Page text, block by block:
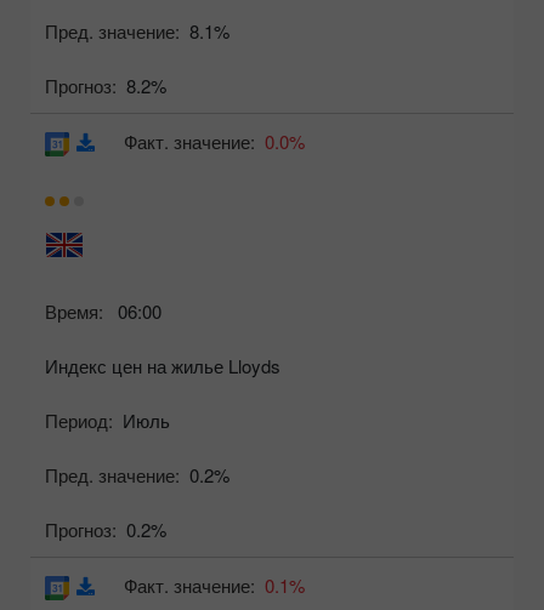
Пред. значение: 8.1%
Прогноз: 8.2%
Время: 06:00
Индекс цен на жилье Lloyds
Период: Июль
Пред. значение: 0.2%
Прогноз: 0.2%
Факт. значение: 0.0%
Факт. значение: 0.1%